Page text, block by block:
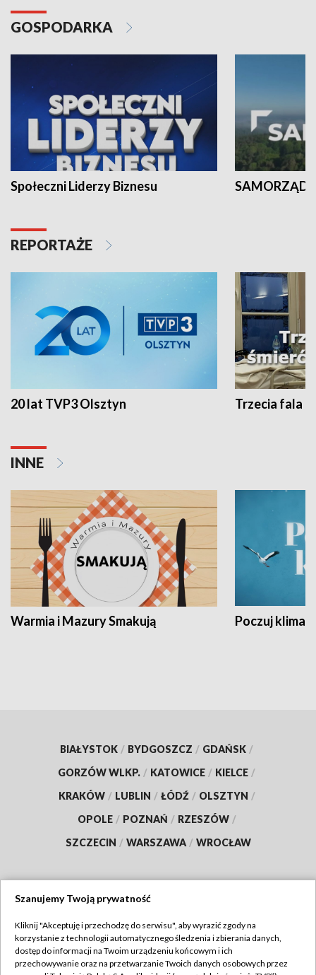
GOSPODARKA
Społeczni Liderzy Biznesu SAMORZĄD
REPORTAŻE
20 lat TVP3 Olsztyn Trzecia fala -
INNE
Warmia i Mazury Smakują Poczuj klimat
BIAŁYSTOK / BYDGOSZCZ / GDAŃSK /
GORZÓW WLKP. / KATOWICE / KIELCE /
KRAKÓW / LUBLIN / ŁÓDŹ / OLSZTYN /
OPOLE / POZNAŃ / RZESZÓW /
SZCZECIN / WARSZAWA / WROCŁAW
TVP
Abonament TVP
Regulamin TVP
Szanujemy Twoją prywatność
Kliknij "Akceptuję i przechodzę do serwisu", aby wyrazić zgody na
korzystanie z technologii automatycznego śledzenia i zbierania danych,
dostęp do informacji na Twoim urządzeniu końcowym i ich
przechowywanie oraz na przetwarzanie Twoich danych osobowych przez